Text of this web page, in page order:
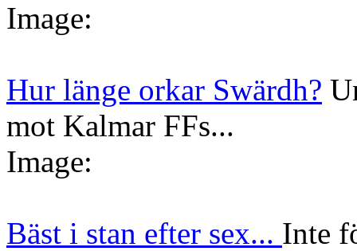
Image:
Hur länge orkar Swärdh?
mot Kalmar FFs...
Image:
Bäst i stan efter sex... Inte